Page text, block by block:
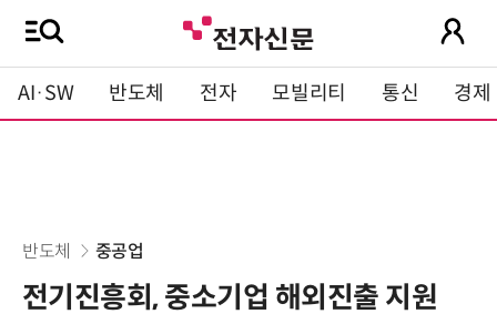
AI·SW 반도체 전자 모빌리티 통신 경제
반도체 중공업
전기진흥회, 중소기업 해외진출 지원